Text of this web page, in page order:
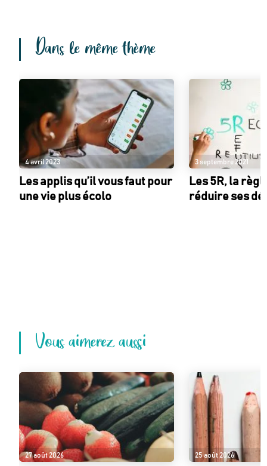
Dans le même thème
4 avril 2023
Les applis qu’il vous faut pour
une vie plus écolo
3 septembre 2021
Les 5R, la
réduire ses
Vous aimerez aussi
27 août 2026 25 août 2026